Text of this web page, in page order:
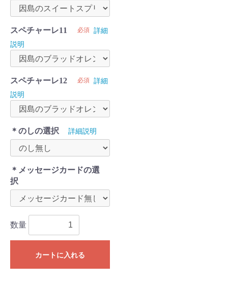
スペチャーレ11 必須
詳細
説明
スペチャーレ12 必須
詳細
説明
＊のしの選択 詳細説明
＊メッセージカードの選
択
数量
カートに入れる